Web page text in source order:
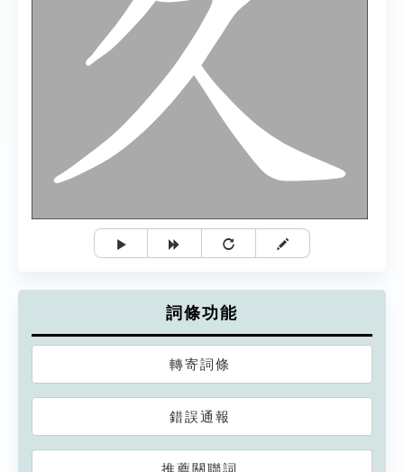
詞條功能
轉寄詞條
錯誤通報
推薦關聯詞